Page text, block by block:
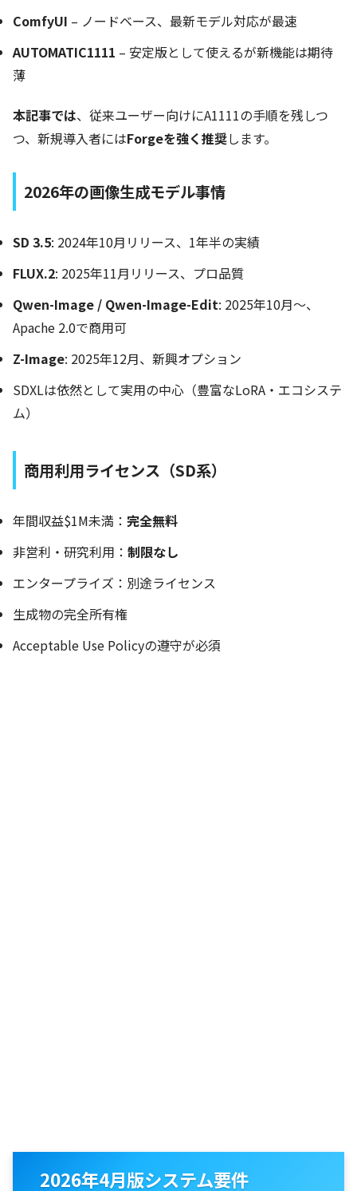
ComfyUI – ノードベース、最新モデル対応が最速
AUTOMATIC1111 – 安定版として使えるが新機能は期待
薄
本記事では、従来ユーザー向けにA1111の手順を残しつ
つ、新規導入者にはForgeを強く推奨します。
2026年の画像生成モデル事情
SD 3.5: 2024年10月リリース、1年半の実績
FLUX.2: 2025年11月リリース、プロ品質
Qwen-Image / Qwen-Image-Edit: 2025年10月〜、
Apache 2.0で商用可
Z-Image: 2025年12月、新興オプション
SDXLは依然として実用の中心（豊富なLoRA・エコシステ
ム）
商用利用ライセンス（SD系）
年間収益$1M未満： 完全無料
非営利・研究利用： 制限なし
エンタープライズ：別途ライセンス
生成物の完全所有権
Acceptable Use Policyの遵守が必須
2026年4月版システム要件